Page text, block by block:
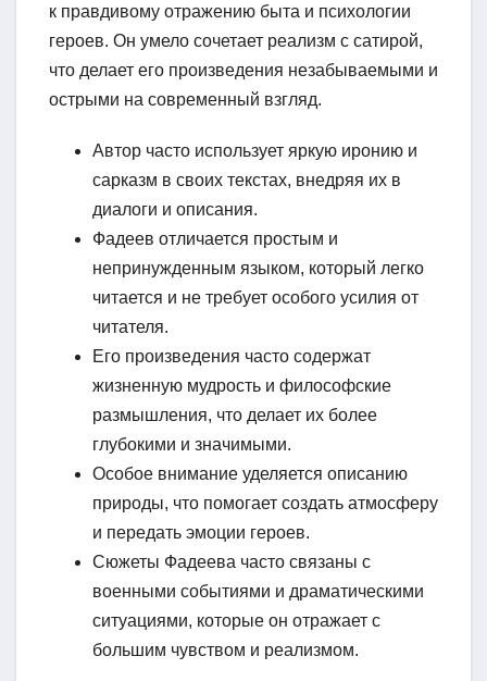
к правдивому отражению быта и психологии
героев. Он умело сочетает реализм с сатирой,
что делает его произведения незабываемыми и
острыми на современный взгляд.
Автор часто использует яркую иронию и
сарказм в своих текстах, внедряя их в
диалоги и описания.
Фадеев отличается простым и
непринужденным языком, который легко
читается и не требует особого усилия от
читателя.
Его произведения часто содержат
жизненную мудрость и философские
размышления, что делает их более
глубокими и значимыми.
Особое внимание уделяется описанию
природы, что помогает создать атмосферу
и передать эмоции героев.
Сюжеты Фадеева часто связаны с
военными событиями и драматическими
ситуациями, которые он отражает с
большим чувством и реализмом.